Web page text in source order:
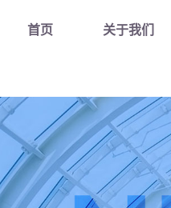
首页 关于我们